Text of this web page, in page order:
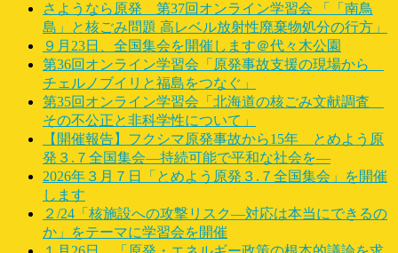
さようなら原発 第37回オンライン学習会 「「南鳥
島」と核ごみ問題 高レベル放射性廃棄物処分の行方」
９月23日、全国集会を開催します＠代々木公園
第36回オンライン学習会「原発事故支援の現場から
チェルノブイリと福島をつなぐ」
第35回オンライン学習会「北海道の核ごみ文献調査
その不公正と非科学性について」
【開催報告】フクシマ原発事故から15年 とめよう原
発３.７全国集会―持続可能で平和な社会を―
2026年３月７日「とめよう原発３.７全国集会」を開催
します
２/24「核施設への攻撃リスク―対応は本当にできるの
か」をテーマに学習会を開催